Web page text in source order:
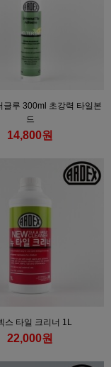
글루 300ml 초강력 타일본
드
14,800원
스 타일 크리너 1L
22,000원